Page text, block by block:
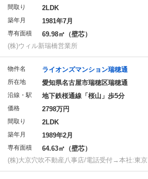
間取り 2LDK
築年月 1981年7月
専有面積
69.98㎡（壁芯）
(株)ウィル新瑞橋営業所
物件名 ライオンズマンション瑞穂通
所在地 愛知県名古屋市瑞穂区瑞穂通
沿線・駅 地下鉄桜通線「桜山」歩5分
価格 2798万円
間取り 2LDK
築年月 1989年2月
専有面積
64.63㎡（壁芯）
(株)大京穴吹不動産八事店/電話受付→本社:東京